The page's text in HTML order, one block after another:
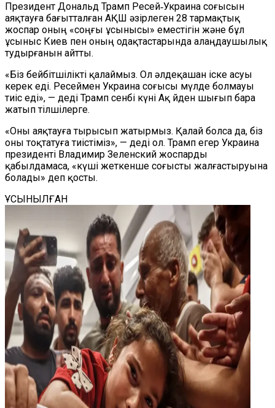
Президент Дональд Трамп Ресей‑Украина соғысын
аяқтауға бағытталған АҚШ әзірлеген 28 тармақтық
жоспар оның «соңғы ұсынысы» еместігін және бұл
ұсыныс Киев пен оның одақтастарында алаңдаушылық
тудырғанын айтты.
«Біз бейбітшілікті қалаймыз. Ол әлдеқашан іске асуы
керек еді. Ресеймен Украина соғысы мүлде болмауы
тиіс еді», — деді Трамп сенбі күні Ақ Үйден шығып бара
жатып тілшілерге.
«Оны аяқтауға тырысып жатырмыз. Қалай болса да, біз
оны тоқтатуға тиістіміз», — деді ол. Трамп егер Украина
президенті Владимир Зеленский жоспарды
қабылдамаса, «күші жеткенше соғысты жалғастыруына
болады» деп қосты.
ҰСЫНЫЛҒАН